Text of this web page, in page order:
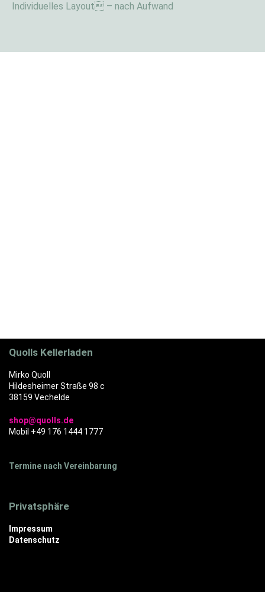
Individuelles Layout – nach Aufwand
Quolls Kellerladen
Mirko Quoll
Hildesheimer Straße 98 c
38159 Vechelde
shop@quolls.de
Mobil +49 176 1444 1777
Termine nach Vereinbarung
Privatsphäre
Impressum
Datenschutz